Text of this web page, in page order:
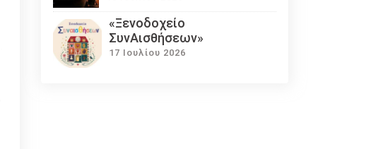
«Ξενοδοχείο
ΣυνΑισθήσεων»
17 Ιουλίου 2026